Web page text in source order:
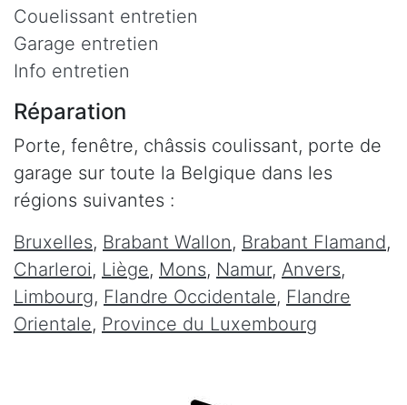
Couelissant entretien
Garage entretien
Info entretien
Réparation
Porte, fenêtre, châssis coulissant, porte de
garage sur toute la Belgique dans les
régions suivantes :
Bruxelles, Brabant Wallon, Brabant Flamand,
Charleroi, Liège, Mons, Namur, Anvers,
Limbourg, Flandre Occidentale, Flandre
Orientale, Province du Luxembourg